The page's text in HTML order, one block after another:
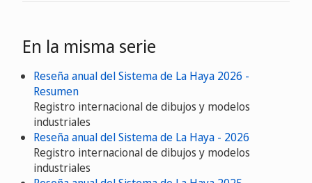
En la misma serie
Reseña anual del Sistema de La Haya 2026 -
Resumen
Registro internacional de dibujos y modelos
industriales
Reseña anual del Sistema de La Haya - 2026
Registro internacional de dibujos y modelos
industriales